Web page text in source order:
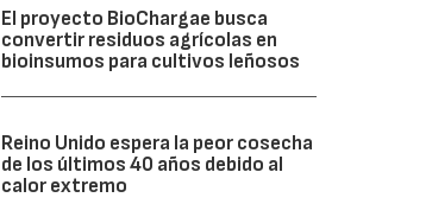
El proyecto BioChargae busca
convertir residuos agrícolas en
bioinsumos para cultivos leñosos
Reino Unido espera la peor cosecha
de los últimos 40 años debido al
calor extremo